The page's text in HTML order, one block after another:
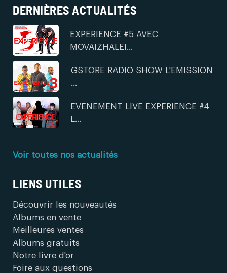
DERNIÈRES ACTUALITÉS
EXPERIENCE #5 AVEC
MOVAIZHALEI...
GSTORE RADIO SHOW L'EMISSION
...
EVENEMENT LIVE EXPERIENCE #4
L...
Voir toutes nos actualités
LIENS UTILES
Découvrir les nouveautés
Albums en vente
Meilleures ventes
Albums gratuits
Notre livre d'or
Foire aux questions